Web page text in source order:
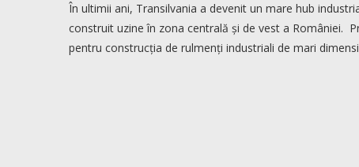
În ultimii ani, Transilvania a devenit un mare hub
construit uzine în zona centrală și de vest a României.
pentru construcția de rulmenți industriali de mari